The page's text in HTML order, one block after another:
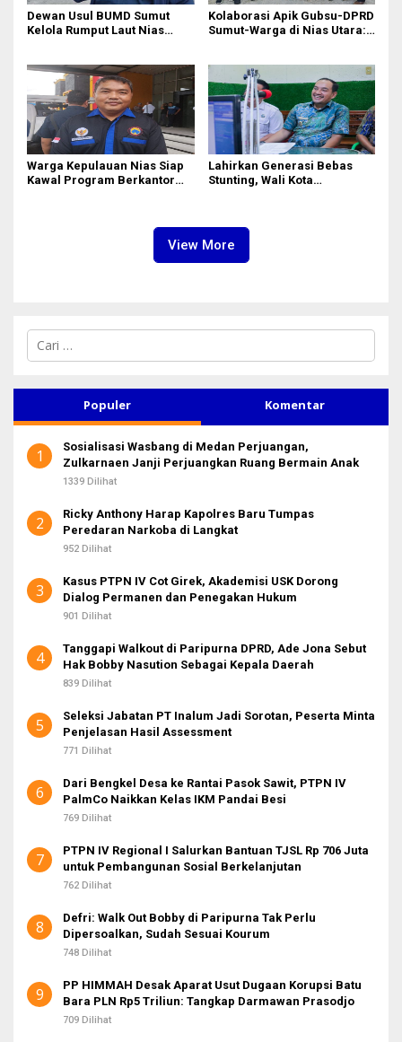
Dewan Usul BUMD Sumut
Kelola Rumput Laut Nias
Kolaborasi Apik Gubsu-DPRD
Sumut-Warga di Nias Utara:
Warga Kepulauan Nias Siap
Kawal Program Berkantor
Lahirkan Generasi Bebas
Stunting, Wali Kota
View More
C
i
n
u
k
Populer Komentar
1
Sosialisasi Wasbang di Medan Perjuangan,
Zulkarnaen Janji Perjuangkan Ruang Bermain Anak
1339 Dilihat
2
Ricky Anthony Harap Kapolres Baru Tumpas
Peredaran Narkoba di Langkat
952 Dilihat
3
Kasus PTPN IV Cot Girek, Akademisi USK Dorong
Dialog Permanen dan Penegakan Hukum
901 Dilihat
4
Tanggapi Walkout di Paripurna DPRD, Ade Jona Sebut
Hak Bobby Nasution Sebagai Kepala Daerah
839 Dilihat
5
Seleksi Jabatan PT Inalum Jadi Sorotan, Peserta Minta
Penjelasan Hasil Assessment
771 Dilihat
6
Dari Bengkel Desa ke Rantai Pasok Sawit, PTPN IV
PalmCo Naikkan Kelas IKM Pandai Besi
769 Dilihat
7
PTPN IV Regional I Salurkan Bantuan TJSL Rp 706 Juta
untuk Pembangunan Sosial Berkelanjutan
762 Dilihat
8
Defri: Walk Out Bobby di Paripurna Tak Perlu
Dipersoalkan, Sudah Sesuai Kourum
748 Dilihat
9
PP HIMMAH Desak Aparat Usut Dugaan Korupsi Batu
Bara PLN Rp5 Triliun: Tangkap Darmawan Prasodjo
709 Dilihat